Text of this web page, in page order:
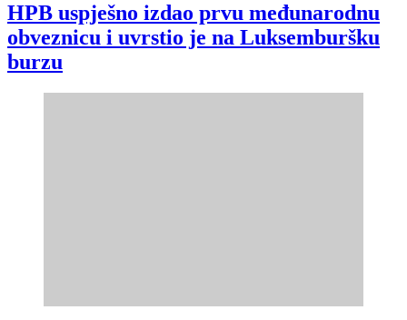
HPB uspješno izdao prvu međunarodnu
obveznicu i uvrstio je na Luksemburšku
burzu